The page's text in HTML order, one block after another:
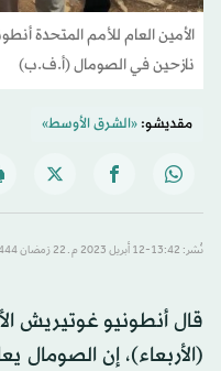
الأمين العام للأمم المتحدة
نازحين في الصومال (أ.ف.ب)
مقديشو:«الشرق الأوسط»
نُشر: 13:42-12 أبريل 2023 م ـ 22 رَمضان 1444 هـ
قال أنطونيو غوتيريش
(الأربعاء)، إن الصومال